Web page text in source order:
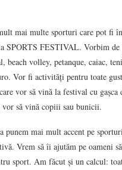
mai multe sporturi care pot fi
SPORTS FESTIVAL. Vorbim de
volley, petanque, caiac,
Vor fi activități pentru toate
vor să vină la festival cu gașca
să vină copiii sau bunicii.
punem mai mult accent pe
Vrem să îi ajutăm pe oameni
sport. Am făcut și un calcul: